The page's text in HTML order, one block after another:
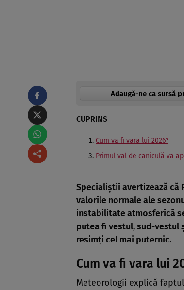
Adaugă-ne ca sursă
CUPRINS
Cum va fi vara lui 2026?
Primul val de caniculă va
Specialiștii avertizează că
valorile normale ale
instabilitate atmosferică
putea fi vestul, sud-vestul
resimți cel mai puternic.
Cum va fi vara lui
Meteorologii explică